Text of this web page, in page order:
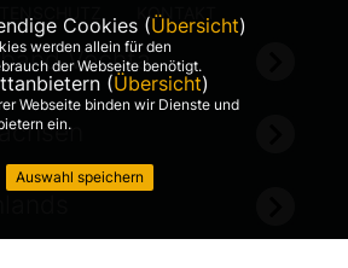
KONTAKT
Vechta
Cookies (Übersicht)
werden allein für den
der Webseite benötigt.
(Übersicht)
Webseite binden wir Dienste und
ein.
Auswahl speichern